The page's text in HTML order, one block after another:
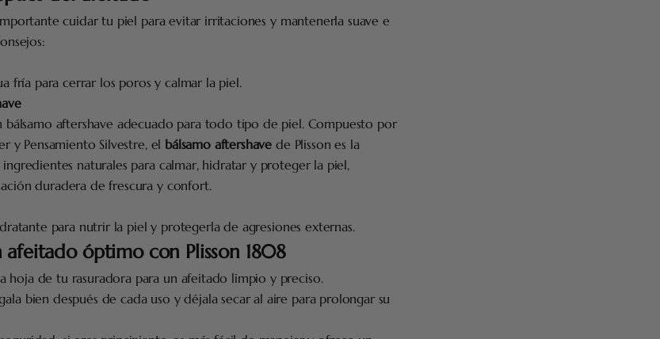
cuidar tu piel para evitar irritaciones y mantenerla suave e
fría para cerrar los poros y calmar la piel.
bálsamo aftershave adecuado para todo tipo de piel. Compuesto por
y Pensamiento Silvestre, el bálsamo aftershave de Plisson es la
naturales para calmar, hidratar y proteger la piel,
duradera de frescura y confort.
para nutrir la piel y protegerla de agresiones externas.
afeitado óptimo con Plisson 1808
hoja de tu rasuradora para un afeitado limpio y preciso.
bien después de cada uso y déjala secar al aire para prolongar su